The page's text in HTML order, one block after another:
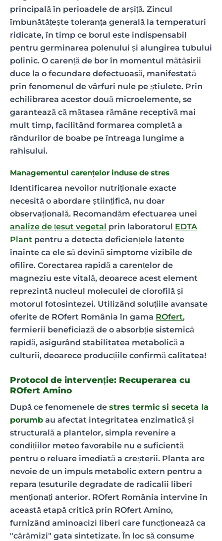
principală în perioadele de arșiță. Zincul
îmbunătățește toleranța generală la temperaturi
ridicate, în timp ce borul este indispensabil
pentru germinarea polenului și alungirea tubului
polinic. O carență de bor în momentul mătăsirii
duce la o fecundare defectuoasă, manifestată
prin fenomenul de vârfuri nule pe știulete. Prin
echilibrarea acestor două microelemente, se
garantează că mătasea rămâne receptivă mai
mult timp, facilitând formarea completă a
rândurilor de boabe pe întreaga lungime a
rahisului.
Managementul carențelor induse de stres
Identificarea nevoilor nutriționale exacte
necesită o abordare științifică, nu doar
observațională. Recomandăm efectuarea unei
analize de țesut vegetal prin laboratorul EDTA
Plant pentru a detecta deficiențele latente
înainte ca ele să devină simptome vizibile de
ofilire. Corectarea rapidă a carențelor de
magneziu este vitală, deoarece acest element
reprezintă nucleul moleculei de clorofilă și
motorul fotosintezei. Utilizând soluțiile avansate
oferite de ROfert România în gama ROfert,
fermierii beneficiază de o absorbție sistemică
rapidă, asigurând stabilitatea metabolică a
culturii, deoarece producțiile confirmă calitatea!
Protocol de intervenție: Recuperarea cu
ROfert Amino
După ce fenomenele de stres termic si seceta la
porumb au afectat integritatea enzimatică și
structurală a plantelor, simpla revenire a
condițiilor meteo favorabile nu e suficientă
pentru o reluare imediată a creșterii. Planta are
nevoie de un impuls metabolic extern pentru a
repara țesuturile degradate de radicalii liberi
menționați anterior. ROfert România intervine în
această etapă critică prin ROfert Amino,
furnizând aminoacizi liberi care funcționează ca
"cărămizi" gata sintetizate. În loc să consume